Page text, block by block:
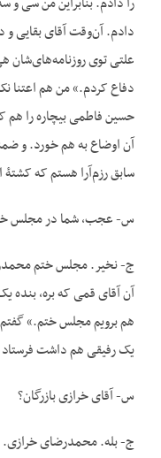
دادم. آن‌وقت آقای بقایی
علتی توی روزنامه‌های‌شان
دفاع کردم.» من هم اعتنا
حسین فاطمی بیچاره را
آن اوضاع به هم خورد. و
سابق رزم‌آرا هستم که کشتۀ
س- عجب، شما در مجلس
ج- نخیر. مجلس ختم
آن آقای قمی که بره، بنده
هم برویم مجلس ختم.» گفتم
یک رفیقی هم داشت فرستاد
س- آقای خرازی بازرگان؟
ج- بله. محمدرضای خرازی.